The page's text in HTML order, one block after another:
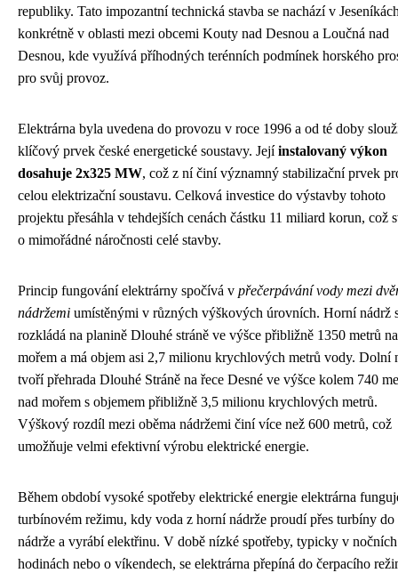
republiky. Tato impozantní technická stavba se nachází v
konkrétně v oblasti mezi obcemi Kouty nad Desnou a Loučná nad
Desnou, kde využívá příhodných terénních podmínek horského
pro svůj provoz.
Elektrárna byla uvedena do provozu v roce 1996 a od té doby
klíčový prvek české energetické soustavy. Její instalovaný výkon
dosahuje 2x325 MW, což z ní činí významný stabilizační prvek
celou elektrizační soustavu. Celková investice do výstavby tohoto
projektu přesáhla v tehdejších cenách částku 11 miliard korun, což
o mimořádné náročnosti celé stavby.
Princip fungování elektrárny spočívá v přečerpávání vody mezi
nádržemi umístěnými v různých výškových úrovních. Horní nádrž
rozkládá na planině Dlouhé stráně ve výšce přibližně 1350 metrů
mořem a má objem asi 2,7 milionu krychlových metrů vody. Dolní
tvoří přehrada Dlouhé Stráně na řece Desné ve výšce kolem 740
nad mořem s objemem přibližně 3,5 milionu krychlových metrů.
Výškový rozdíl mezi oběma nádržemi činí více než 600 metrů, což
umožňuje velmi efektivní výrobu elektrické energie.
Během období vysoké spotřeby elektrické energie elektrárna
turbínovém režimu, kdy voda z horní nádrže proudí přes turbíny
nádrže a vyrábí elektřinu. V době nízké spotřeby, typicky v nočních
hodinách nebo o víkendech, se elektrárna přepíná do čerpacího